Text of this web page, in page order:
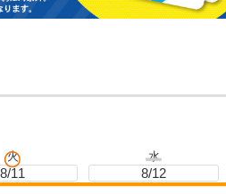
火
8/11
水
8/12